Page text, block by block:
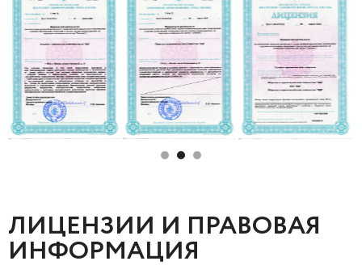
ЛИЦЕНЗИИ И ПРАВОВАЯ
ИНФОРМАЦИЯ